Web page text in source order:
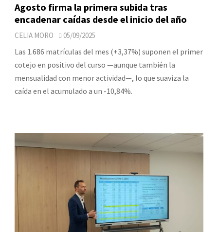
Agosto firma la primera subida tras
encadenar caídas desde el inicio del año
CELIA MORO 05/09/2025
Las 1.686 matrículas del mes (+3,37%) suponen el primer
cotejo en positivo del curso —aunque también la
mensualidad con menor actividad—, lo que suaviza la
caída en el acumulado a un -10,84%.